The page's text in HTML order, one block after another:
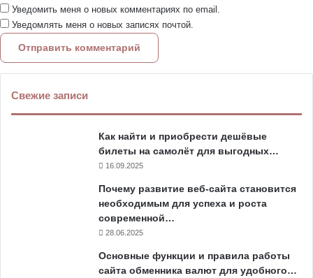
Уведомить меня о новых комментариях по email.
Уведомлять меня о новых записях почтой.
Свежие записи
Как найти и приобрести дешёвые
билеты на самолёт для выгодных…
16.09.2025
Почему развитие веб-сайта становится
необходимым для успеха и роста
современной…
28.06.2025
Основные функции и правила работы
сайта обменника валют для удобного…